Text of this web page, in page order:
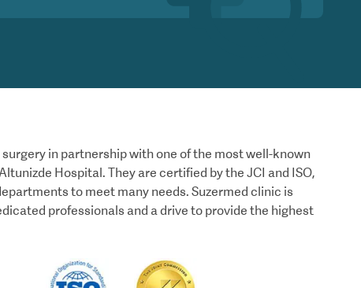
in partnership with one of the most well-known
Hospital. They are certified by the JCI and ISO,
to meet many needs. Suzermed clinic is
professionals and a drive to provide the highest